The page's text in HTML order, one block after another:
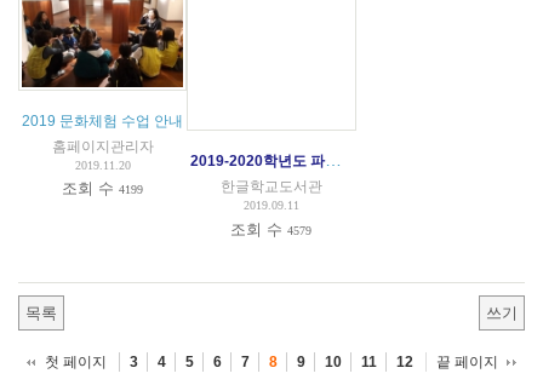
2019 문화체험 수업 안내
홈페이지관리자
2019.11.20
조회 수4199
2019-2020학년도 파리한글학교 입학안내
한글학교도서관
2019.09.11
조회 수4579
목록 쓰기
첫 페이지 3 4 5 6 7 8 9 10 11 12 끝 페이지